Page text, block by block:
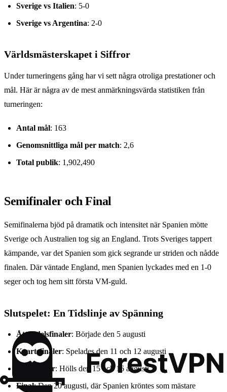
Sverige vs Italien: 5-0
Sverige vs Argentina: 2-0
Världsmästerskapet i Siffror
Under turneringens gång har vi sett några otroliga prestationer och
mål. Här är några av de mest anmärkningsvärda statistiken från
turneringen:
Antal mål: 163
Genomsnittliga mål per match: 2,6
Total publik: 1,902,490
Semifinaler och Final
Semifinalerna bjöd på dramatik och intensitet när Spanien mötte
Sverige och Australien tog sig an England. Trots Sveriges tappert
kämpande, var det Spanien som gick segrande ur striden och nådde
finalen. Där väntade England, men Spanien lyckades med en 1-0
seger och tog hem sitt första VM-guld.
Slutspelet: En Tidslinje av Spänning
Åttondelsfinaler: Började den 5 augusti
Kvartsfinaler: Spelades den 11 och 12 augusti
Semifinaler: Hölls den 15 och 16 augusti
Final: Den 20 augusti, där Spanien kröntes som mästare